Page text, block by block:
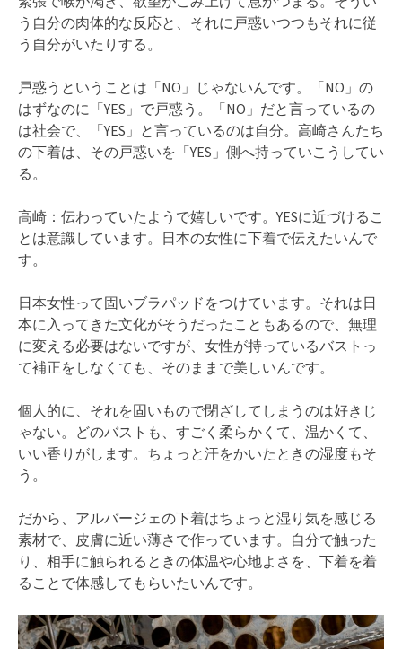
う自分の肉体的な反応と、それに戸惑いつつもそれに従
う自分がいたりする。
戸惑うということは「NO」じゃないんです。「NO」の
はずなのに「YES」で戸惑う。「NO」だと言っているの
は社会で、「YES」と言っているのは自分。高崎さんたち
の下着は、その戸惑いを「YES」側へ持っていこうしてい
る。
高崎：伝わっていたようで嬉しいです。YESに近づけるこ
とは意識しています。日本の女性に下着で伝えたいんで
す。
日本女性って固いブラパッドをつけています。それは日
本に入ってきた文化がそうだったこともあるので、無理
に変える必要はないですが、女性が持っているバストっ
て補正をしなくても、そのままで美しいんです。
個人的に、それを固いもので閉ざしてしまうのは好きじ
ゃない。どのバストも、すごく柔らかくて、温かくて、
いい香りがします。ちょっと汗をかいたときの湿度もそ
う。
だから、アルバージェの下着はちょっと湿り気を感じる
素材で、皮膚に近い薄さで作っています。自分で触った
り、相手に触られるときの体温や心地よさを、下着を着
ることで体感してもらいたいんです。